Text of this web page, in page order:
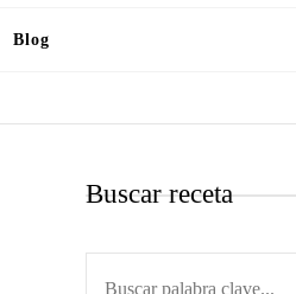
Blog
Buscar receta